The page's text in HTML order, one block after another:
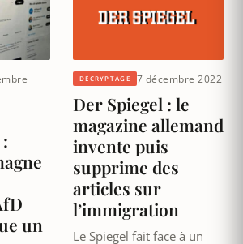
un
DÉCRYPTAGE 7 décembre 2022
Der Spiegel : le
magazine allemand
invente puis
supprime des
articles sur
l’immigration
Le Spiegel fait face à un